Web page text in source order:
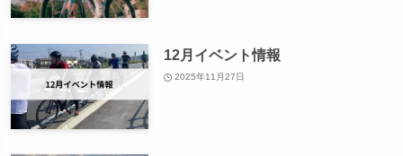
12月イベント情報
2025年11月27日